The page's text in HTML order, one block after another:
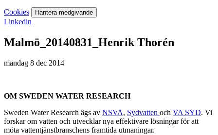
Cookies Hantera medgivande
Linkedin
Malmö_20140831_Henrik Thorén
måndag 8 dec 2014
OM SWEDEN WATER RESEARCH
Sweden Water Research ägs av NSVA, Sydvatten och VA SYD. Vi
forskar om vatten och utvecklar nya effektivare lösningar för att
möta vattentjänstbranschens framtida utmaningar.